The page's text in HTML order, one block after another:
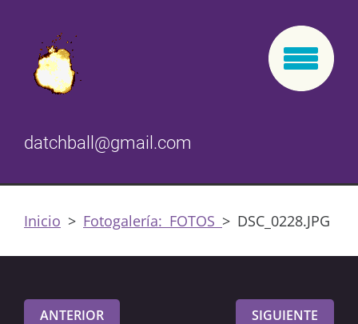
datchball@gmail.com
Inicio > Fotogalería: FOTOS > DSC_0228.JPG
ANTERIOR SIGUIENTE